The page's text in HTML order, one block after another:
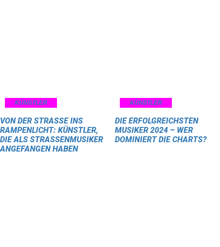
KÜNSTLER
VON DER STRASSE INS R
AMPENLICHT: KÜNSTLER, D
IE ALS STRASSENMUSIKER AN
GEFANGEN HABEN
KÜNSTLER
DIE ERFOLGREICHSTEN
MUSIKER 2024 – WER
DOMINIERT DIE CHARTS?